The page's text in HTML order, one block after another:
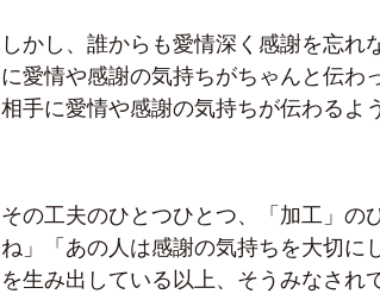
しかし、誰からも愛情深く感謝を忘れ
に愛情や感謝の気持ちがちゃんと伝わ
相手に愛情や感謝の気持ちが伝わるよ
その工夫のひとつひとつ、「加工」の
ね」「あの人は感謝の気持ちを大切に
を生み出している以上、そうみなされ